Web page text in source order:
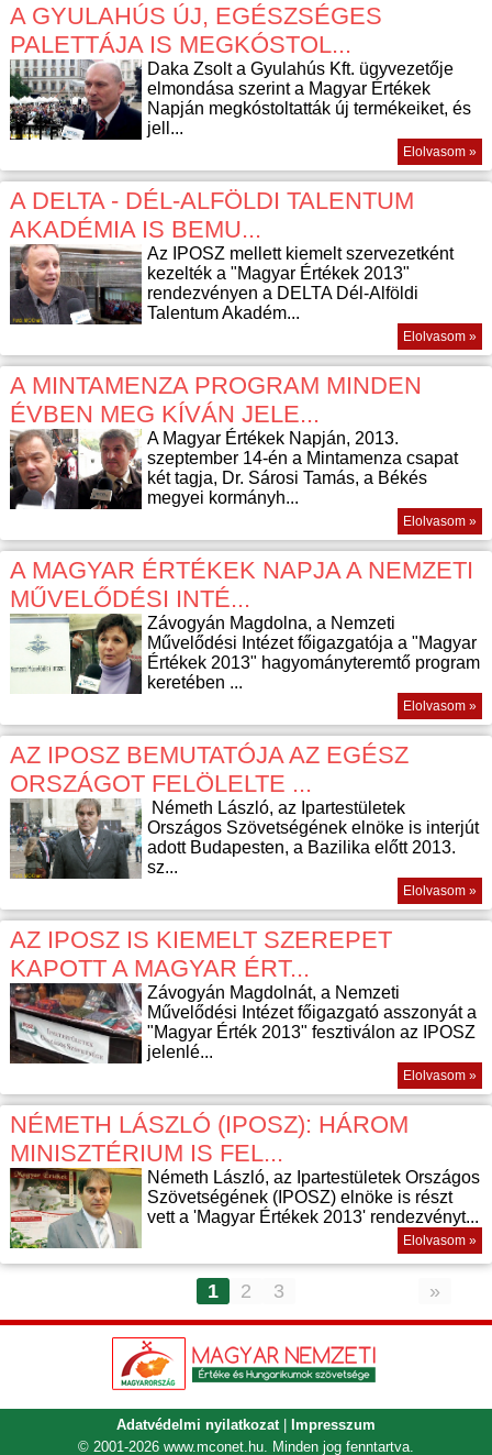
A GYULAHÚS ÚJ, EGÉSZSÉGES
PALETTÁJA IS MEGKÓSTOL...
Daka Zsolt a Gyulahús Kft. ügyvezetője
elmondása szerint a Magyar Értékek
Napján megkóstoltatták új termékeiket, és
jell...
Elolvasom »
A DELTA - DÉL-ALFÖLDI TALENTUM
AKADÉMIA IS BEMU...
Az IPOSZ mellett kiemelt szervezetként
kezelték a "Magyar Értékek 2013"
rendezvényen a DELTA Dél-Alföldi
Talentum Akadém...
Elolvasom »
A MINTAMENZA PROGRAM MINDEN
ÉVBEN MEG KÍVÁN JELE...
A Magyar Értékek Napján, 2013.
szeptember 14-én a Mintamenza csapat
két tagja, Dr. Sárosi Tamás, a Békés
megyei kormányh...
Elolvasom »
A MAGYAR ÉRTÉKEK NAPJA A NEMZETI
MŰVELŐDÉSI INTÉ...
Závogyán Magdolna, a Nemzeti
Művelődési Intézet főigazgatója a "Magyar
Értékek 2013" hagyományteremtő program
keretében ...
Elolvasom »
AZ IPOSZ BEMUTATÓJA AZ EGÉSZ
ORSZÁGOT FELÖLELTE ...
Németh László, az Ipartestületek
Országos Szövetségének elnöke is interjút
adott Budapesten, a Bazilika előtt 2013.
sz...
Elolvasom »
AZ IPOSZ IS KIEMELT SZEREPET
KAPOTT A MAGYAR ÉRT...
Závogyán Magdolnát, a Nemzeti
Művelődési Intézet főigazgató asszonyát a
"Magyar Érték 2013" fesztiválon az IPOSZ
jelenlé...
Elolvasom »
NÉMETH LÁSZLÓ (IPOSZ): HÁROM
MINISZTÉRIUM IS FEL...
Németh László, az Ipartestületek Országos
Szövetségének (IPOSZ) elnöke is részt
vett a 'Magyar Értékek 2013' rendezvényt...
Elolvasom »
1 2 3 »
Adatvédelmi nyilatkozat|
Impresszum
© 2001-2026 www.mconet.hu. Minden jog fenntartva.